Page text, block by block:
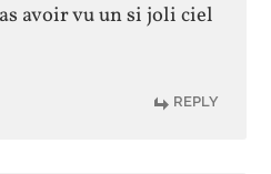
avoir vu un si joli ciel
REPLY